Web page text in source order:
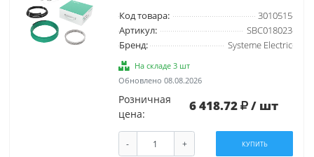
Код товара:
3010515
Артикул:
SBC018023
Бренд:
Systeme Electric
На складе 3 шт
Обновлено 08.08.2026
Розничная
цена:
6 418.72 / шт
- + КУПИТЬ